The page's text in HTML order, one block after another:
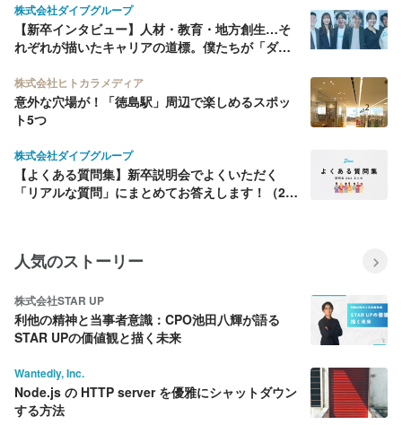
株式会社ダイブグループ
【新卒インタビュー】人材・教育・地方創生…そ
れぞれが描いたキャリアの道標。僕たちが「ダイ
株式会社ヒトカラメディア
意外な穴場が！「徳島駅」周辺で楽しめるスポッ
ト5つ
株式会社ダイブグループ
【よくある質問集】新卒説明会でよくいただく
「リアルな質問」にまとめてお答えします！（26
人気のストーリー
株式会社STAR UP
利他の精神と当事者意識：CPO池田八輝が語る
STAR UPの価値観と描く未来
Wantedly, Inc.
Node.js の HTTP server を優雅にシャットダウン
する方法